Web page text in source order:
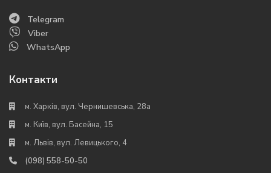
Telegram
Viber
WhatsApp
Контакти
м. Харків, вул. Чернишевська, 28а
м. Київ, вул. Басейна, 15
м. Львів, вул. Левицького, 4
(098) 558-50-50